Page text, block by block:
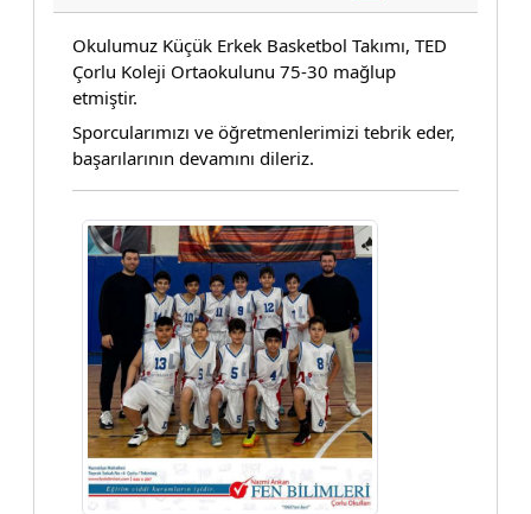
Okulumuz Küçük Erkek Basketbol Takımı, TED
Çorlu Koleji Ortaokulunu 75-30 mağlup
etmiştir.
Sporcularımızı ve öğretmenlerimizi tebrik eder,
başarılarının devamını dileriz.